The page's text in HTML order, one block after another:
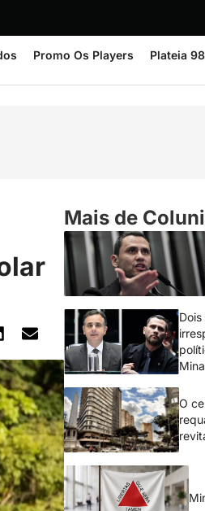
Promo Os Players Plateia 98
Mais de
O